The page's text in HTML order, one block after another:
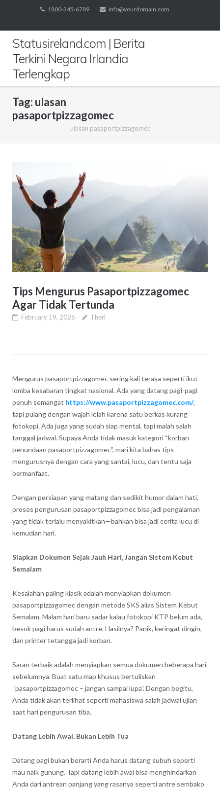
content
1800-345-6789 info@yourdomain.com
Statusireland.com | Berita
Terkini Negara Irlandia
Terlengkap
Tag: ulasan
pasaportpizzagomec
ulasan pasaportpizzagomec
Tips Mengurus Pasaportpizzagomec
Agar Tidak Tertunda
February 19, 2026 Therl
Mengurus pasaportpizzagomec sering kali terasa seperti ikut
lomba kesabaran tingkat nasional. Ada yang datang pagi-pagi
penuh semangat https://www.pasaportpizzagomec.com/,
tapi pulang dengan wajah lelah karena satu berkas kurang
fotokopi. Ada juga yang sudah siap mental, tapi malah salah
tanggal jadwal. Supaya Anda tidak masuk kategori “korban
penundaan pasaportpizzagomec”, mari kita bahas tips
mengurusnya dengan cara yang santai, lucu, dan tentu saja
bermanfaat.
Dengan persiapan yang matang dan sedikit humor dalam hati,
proses pengurusan pasaportpizzagomec bisa jadi pengalaman
yang tidak terlalu menyakitkan—bahkan bisa jadi cerita lucu di
kemudian hari.
Siapkan Dokumen Sejak Jauh Hari, Jangan Sistem Kebut
Semalam
Kesalahan paling klasik adalah menyiapkan dokumen
pasaportpizzagomec dengan metode SKS alias Sistem Kebut
Semalam. Malam hari baru sadar kalau fotokopi KTP belum ada,
besok pagi harus sudah antre. Hasilnya? Panik, keringat dingin,
dan printer tetangga jadi korban.
Saran terbaik adalah menyiapkan semua dokumen beberapa hari
sebelumnya. Buat satu map khusus bertuliskan
“pasaportpizzagomec – jangan sampai lupa”. Dengan begitu,
Anda tidak akan terlihat seperti mahasiswa salah jadwal ujian
saat hari pengurusan tiba.
Datang Lebih Awal, Bukan Lebih Tua
Datang pagi bukan berarti Anda harus datang subuh seperti
mau naik gunung. Tapi datang lebih awal bisa menghindarkan
Anda dari antrean panjang yang rasanya seperti antre sembako